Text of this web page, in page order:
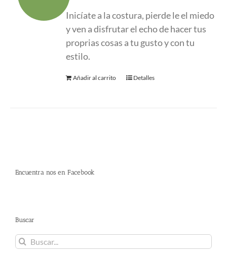
era:
55.00 €.
es:
45.00 €.
Inicíate a la costura, pierde le el miedo
y ven a disfrutar el echo de hacer tus
proprias cosas a tu gusto y con tu
estilo.
Añadir al carrito Detalles
Encuentra nos en Facebook
Buscar
Buscar: